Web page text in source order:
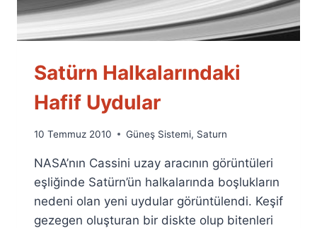
Satürn Halkalarındaki
Hafif Uydular
By
Fuat
Özyar
10 Temmuz 2010 Güneş Sistemi, Saturn
NASA’nın Cassini uzay aracının görüntüleri
eşliğinde Satürn’ün halkalarında boşlukların
nedeni olan yeni uydular görüntülendi. Keşif
gezegen oluşturan bir diskte olup bitenleri